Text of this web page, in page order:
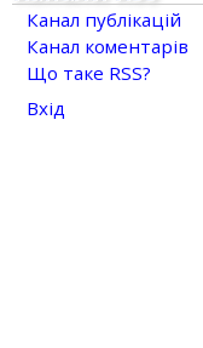
Канал публікацій
Канал коментарів
Що таке RSS?
Вхід